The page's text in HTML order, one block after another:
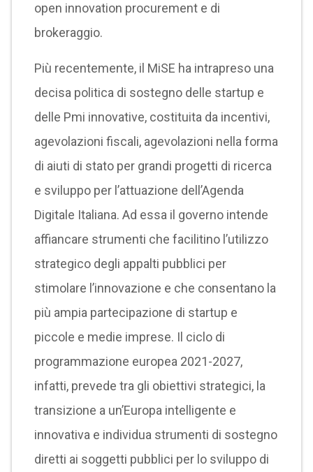
open innovation procurement e di
brokeraggio.
Più recentemente, il MiSE ha intrapreso una
decisa politica di sostegno delle startup e
delle Pmi innovative, costituita da incentivi,
agevolazioni fiscali, agevolazioni nella forma
di aiuti di stato per grandi progetti di ricerca
e sviluppo per l’attuazione dell’Agenda
Digitale Italiana. Ad essa il governo intende
affiancare strumenti che facilitino l’utilizzo
strategico degli appalti pubblici per
stimolare l’innovazione e che consentano la
più ampia partecipazione di startup e
piccole e medie imprese. Il ciclo di
programmazione europea 2021-2027,
infatti, prevede tra gli obiettivi strategici, la
transizione a un’Europa intelligente e
innovativa e individua strumenti di sostegno
diretti ai soggetti pubblici per lo sviluppo di